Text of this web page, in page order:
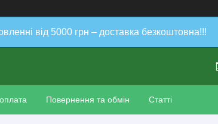
від 5000 грн – доставка безкоштовна!!!
Повернення та обмін Статті